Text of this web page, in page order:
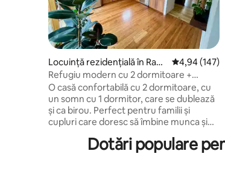
Locuință rezidențială în Ragl
an
Scor mediu
4,94 (147)
Refugiu modern cu 2 dormitoare +
dormitor exterior/biroul
O casă confortabilă cu 2 dormitoare, cu
un somn cu 1 dormitor, care se dublează
și ca birou. Perfect pentru familii și
cupluri care doresc să îmbine munca și
respectă casa și vecinii săi. Suntem, de
asemenea, potriviți pentru animale de
Dotări populare